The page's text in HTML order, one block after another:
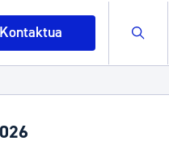
Kontaktua Buscar